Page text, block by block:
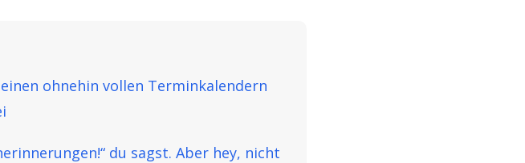
ohnehin vollen Terminkalendern
du sagst. Aber hey, nicht